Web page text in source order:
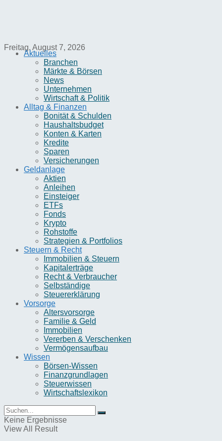
Freitag, August 7, 2026
Aktuelles
Branchen
Märkte & Börsen
News
Unternehmen
Wirtschaft & Politik
Alltag & Finanzen
Bonität & Schulden
Haushaltsbudget
Konten & Karten
Kredite
Sparen
Versicherungen
Geldanlage
Aktien
Anleihen
Einsteiger
ETFs
Fonds
Krypto
Rohstoffe
Strategien & Portfolios
Steuern & Recht
Immobilien & Steuern
Kapitalerträge
Recht & Verbraucher
Selbständige
Steuererklärung
Vorsorge
Altersvorsorge
Familie & Geld
Immobilien
Vererben & Verschenken
Vermögensaufbau
Wissen
Börsen-Wissen
Finanzgrundlagen
Steuerwissen
Wirtschaftslexikon
Keine Ergebnisse
View All Result